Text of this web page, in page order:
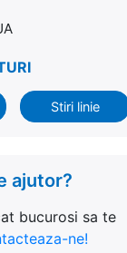
Stiri linie
ajutor?
bucurosi sa te
ne!